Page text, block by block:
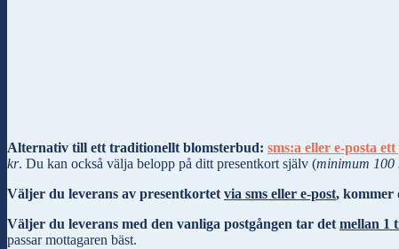
Alternativ till ett traditionellt blomsterbud: sms:a eller e-posta
kr. Du kan också välja belopp på ditt presentkort själv (minimum 100
Väljer du leverans av presentkortetvia sms eller e-post, kommer
Väljer du leverans med den vanliga postgången tar detmellan 1
passar mottagaren bäst.